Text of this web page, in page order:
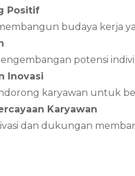
Positif
budaya kerja
potensi
Inovasi
karyawan untuk
Karyawan
dan dukungan